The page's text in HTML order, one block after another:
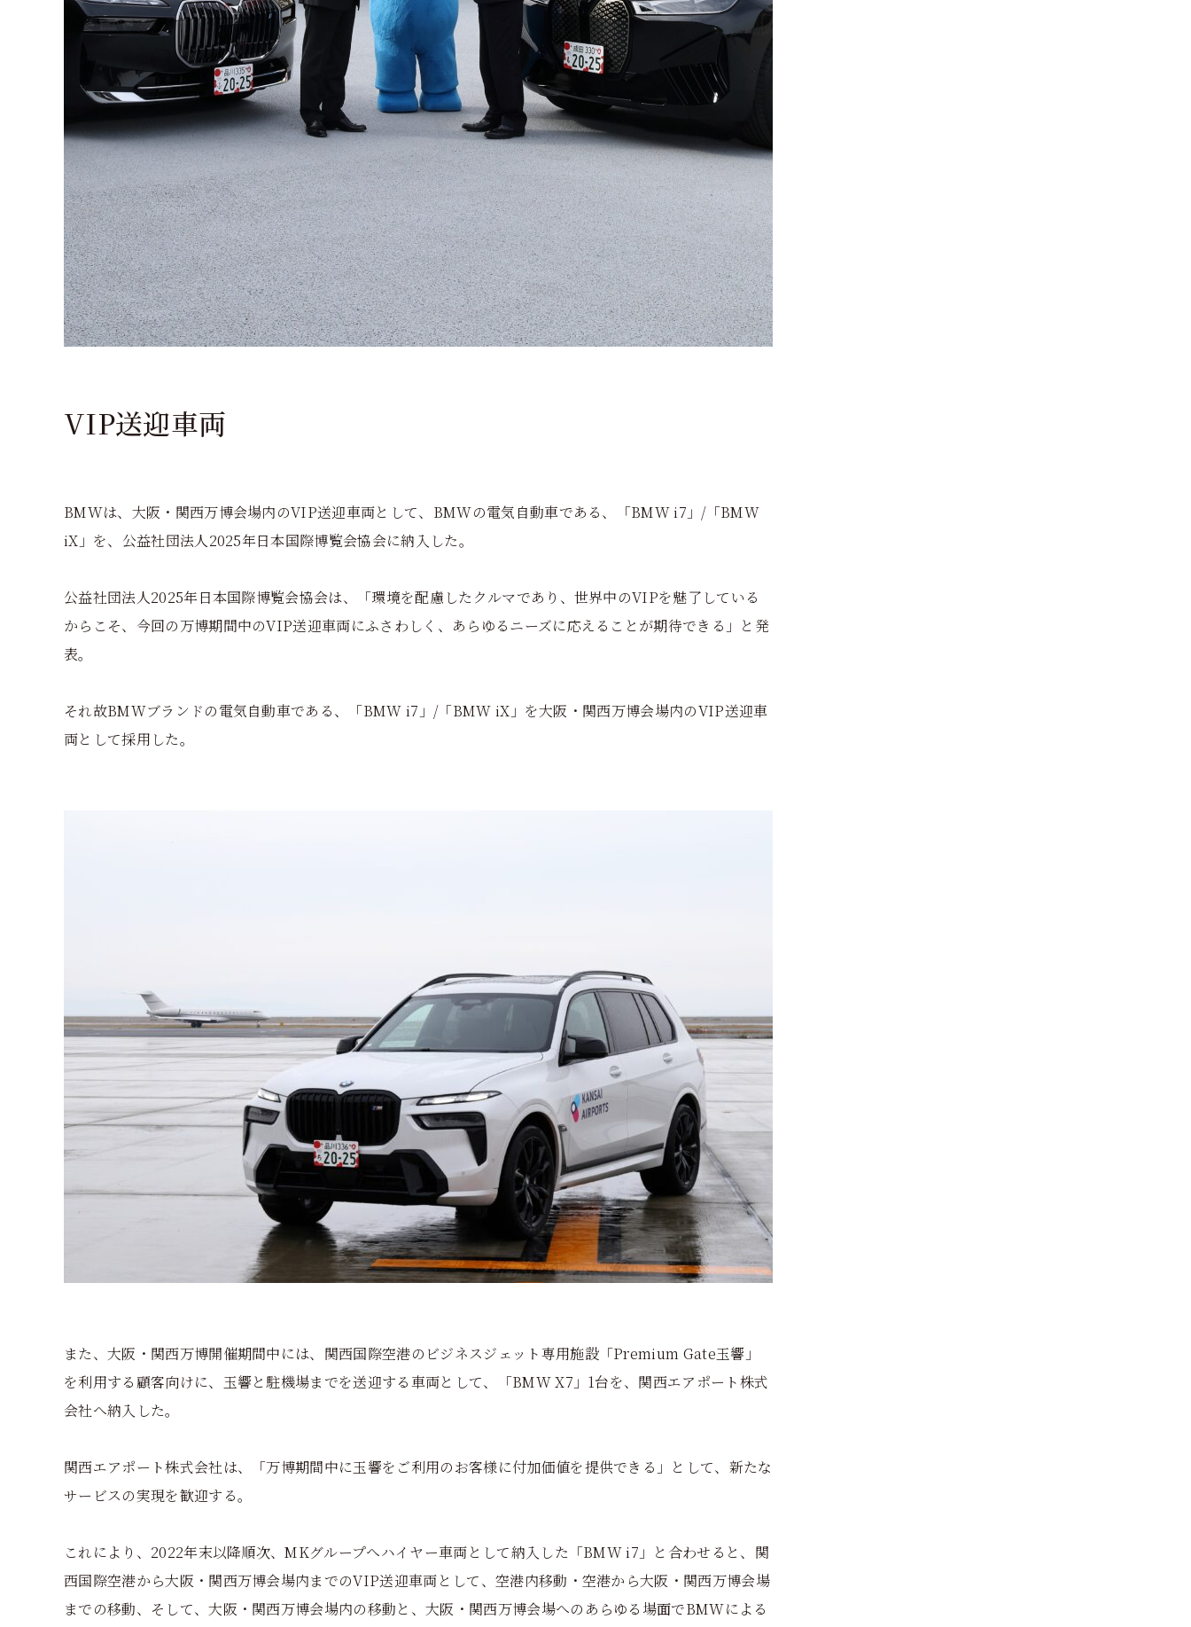
VIP送迎車両
BMWは、大阪・関西万博会場内のVIP送迎車両として、BMWの電気自動車である、「BMW i7」/「BMW
iX」を、公益社団法人2025年日本国際博覧会協会に納入した。
公益社団法人2025年日本国際博覧会協会は、「環境を配慮したクルマであり、世界中のVIPを魅了している
からこそ、今回の万博期間中のVIP送迎車両にふさわしく、あらゆるニーズに応えることが期待できる」と発
表。
それ故BMWブランドの電気自動車である、「BMW i7」/「BMW iX」を大阪・関西万博会場内のVIP送迎車
両として採用した。
また、大阪・関西万博開催期間中には、関西国際空港のビジネスジェット専用施設「Premium Gate玉響」
を利用する顧客向けに、玉響と駐機場までを送迎する車両として、「BMW X7」1台を、関西エアポート株式
会社へ納入した。
関西エアポート株式会社は、「万博期間中に玉響をご利用のお客様に付加価値を提供できる」として、新たな
サービスの実現を歓迎する。
これにより、2022年末以降順次、MKグループへハイヤー車両として納入した「BMW i7」と合わせると、関
西国際空港から大阪・関西万博会場内までのVIP送迎車両として、空港内移動・空港から大阪・関西万博会場
までの移動、そして、大阪・関西万博会場内の移動と、大阪・関西万博会場へのあらゆる場面でBMWによる